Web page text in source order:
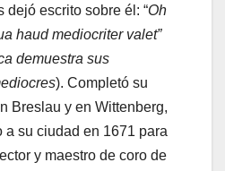
dejó escrito sobre él: “Oh
haud mediocriter valet”
demuestra sus
). Completó su
Breslau y en Wittenberg,
su ciudad en 1671 para
y maestro de coro de